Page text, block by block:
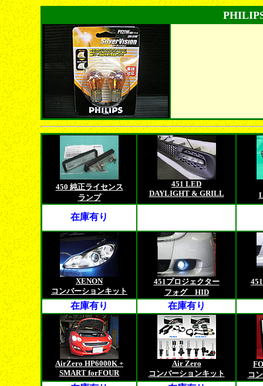
450 純正ライセンス
ランプ
451 LED
DAYLIGHT & GRILL
在庫有り
XENON
コンバーションキット
451プロジェクター
フォグ HID
在庫有り 在庫有り
AirZero HP6000K +
SMART forFOUR
Air Zero
コンバーションキット
コ